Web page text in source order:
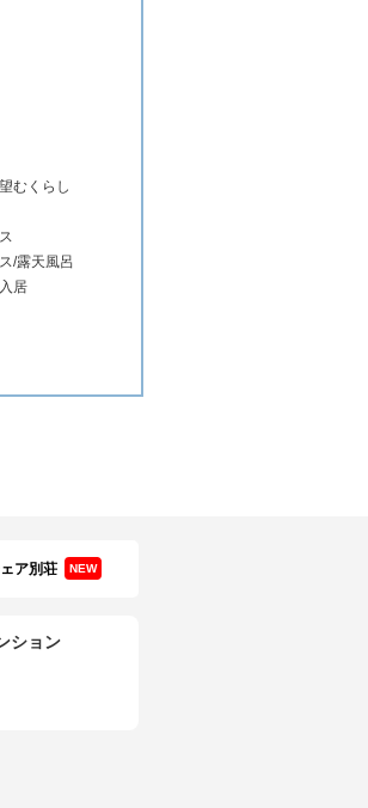
むくらし
/露天風呂
居
ア別荘 NEW
ション